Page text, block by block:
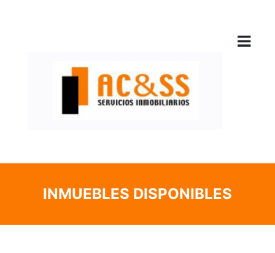
INMUEBLES DISPONIBLES